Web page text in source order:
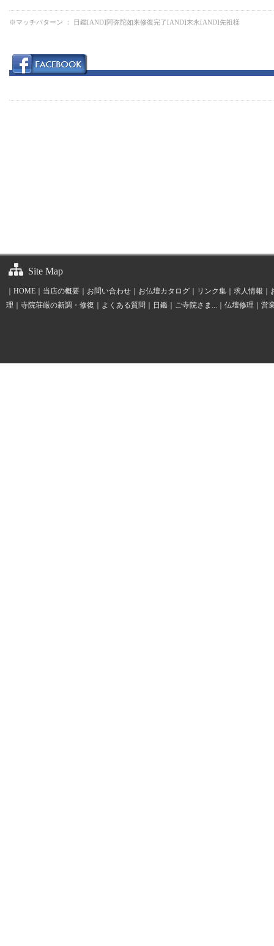
※マッチパターン ： 日鑑[AND]阿弥陀如来修復完了[AND]末永[AND]先祖様
Site Map
｜ HOME ｜ 当店の概要 ｜ お問い合わせ ｜ お仏壇カタログ ｜ リンク集 ｜ 求人情報 ｜
理 ｜ 寺院荘厳の新調・修復 ｜ よくある質問 ｜ 日鑑 ｜ ご寺院さま... ｜ 仏壇修理 ｜ 営